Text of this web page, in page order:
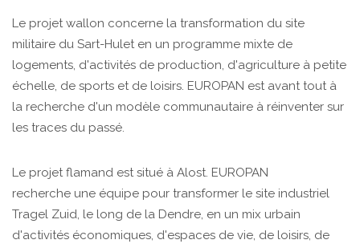
Le projet wallon concerne la transformation du site
militaire du Sart-Hulet en un programme mixte de
logements, d'activités de production, d'agriculture à petite
échelle, de sports et de loisirs. EUROPAN est avant tout à
la recherche d'un modèle communautaire à réinventer sur
les traces du passé.
Le projet flamand est situé à Alost. EUROPAN
recherche une équipe pour transformer le site industriel
Tragel Zuid, le long de la Dendre, en un mix urbain
d'activités économiques, d'espaces de vie, de loisirs, de